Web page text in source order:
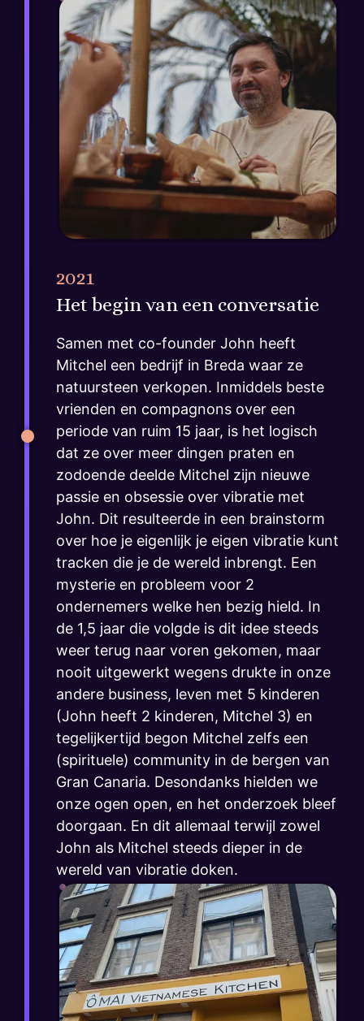
2021
Het begin van een conversatie
Samen met co-founder John heeft
Mitchel een bedrijf in Breda waar ze
natuursteen verkopen. Inmiddels beste
vrienden en compagnons over een
periode van ruim 15 jaar, is het logisch
dat ze over meer dingen praten en
zodoende deelde Mitchel zijn nieuwe
passie en obsessie over vibratie met
John. Dit resulteerde in een brainstorm
over hoe je eigenlijk je eigen vibratie kunt
tracken die je de wereld inbrengt. Een
mysterie en probleem voor 2
ondernemers welke hen bezig hield. In
de 1,5 jaar die volgde is dit idee steeds
weer terug naar voren gekomen, maar
nooit uitgewerkt wegens drukte in onze
andere business, leven met 5 kinderen
(John heeft 2 kinderen, Mitchel 3) en
tegelijkertijd begon Mitchel zelfs een
(spirituele) community in de bergen van
Gran Canaria. Desondanks hielden we
onze ogen open, en het onderzoek bleef
doorgaan. En dit allemaal terwijl zowel
John als Mitchel steeds dieper in de
wereld van vibratie doken.